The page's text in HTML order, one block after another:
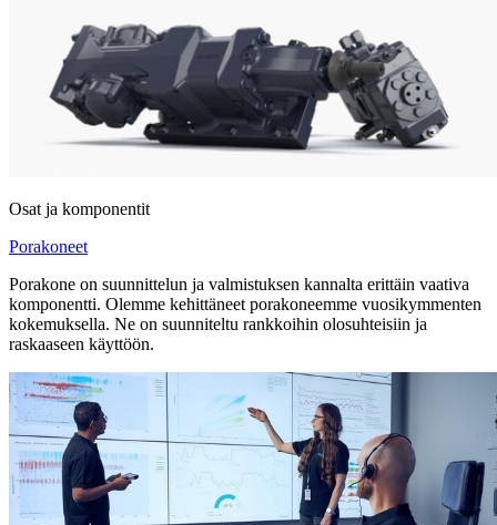
Osat ja komponentit
Porakoneet
Porakone on suunnittelun ja valmistuksen kannalta erittäin vaativa
komponentti. Olemme kehittäneet porakoneemme vuosikymmenten
kokemuksella. Ne on suunniteltu rankkoihin olosuhteisiin ja
raskaaseen käyttöön.